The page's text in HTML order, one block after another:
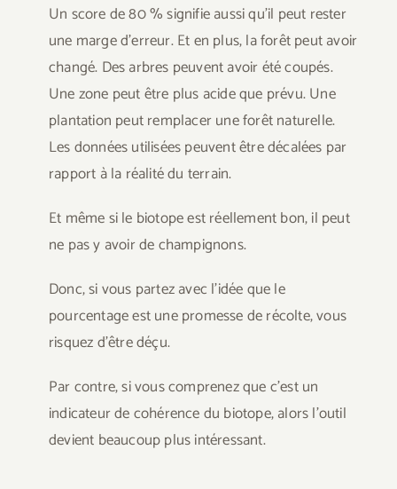
Un score de 80 % signifie aussi qu’il peut rester
une marge d’erreur. Et en plus, la forêt peut avoir
changé. Des arbres peuvent avoir été coupés.
Une zone peut être plus acide que prévu. Une
plantation peut remplacer une forêt naturelle.
Les données utilisées peuvent être décalées par
rapport à la réalité du terrain.
Et même si le biotope est réellement bon, il peut
ne pas y avoir de champignons.
Donc, si vous partez avec l’idée que le
pourcentage est une promesse de récolte, vous
risquez d’être déçu.
Par contre, si vous comprenez que c’est un
indicateur de cohérence du biotope, alors l’outil
devient beaucoup plus intéressant.